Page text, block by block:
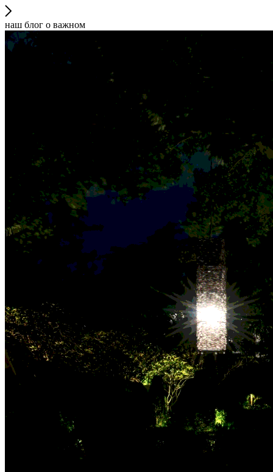
наш блог о важном